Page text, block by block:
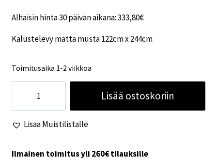
Alhaisin hinta 30 päivän aikana:333,80€
Kalustelevy matta musta 122cm x 244cm
Toimitusaika 1-2 viikkoa
musta
122cm
244cm
Lisää ostoskoriin
Lisää Muistilistalle
Ilmainen toimitus yli 260€ tilauksille